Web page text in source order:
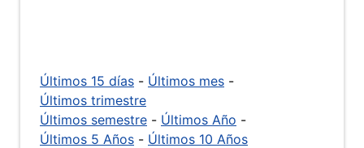
Últimos 15 días - Últimos mes -
Últimos trimestre
Últimos semestre - Últimos Año -
Últimos 5 Años - Últimos 10 Años